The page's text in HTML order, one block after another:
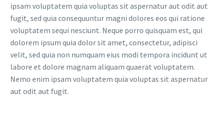
ipsam voluptatem quia voluptas sit aspernatur aut odit aut
fugit, sed quia consequuntur magni dolores eos qui ratione
voluptatem sequi nesciunt. Neque porro quisquam est, qui
dolorem ipsum quia dolor sit amet, consectetur, adipisci
velit, sed quia non numquam eius modi tempora incidunt ut
labore et dolore magnam aliquam quaerat voluptatem.
Nemo enim ipsam voluptatem quia voluptas sit aspernatur
aut odit aut fugit.